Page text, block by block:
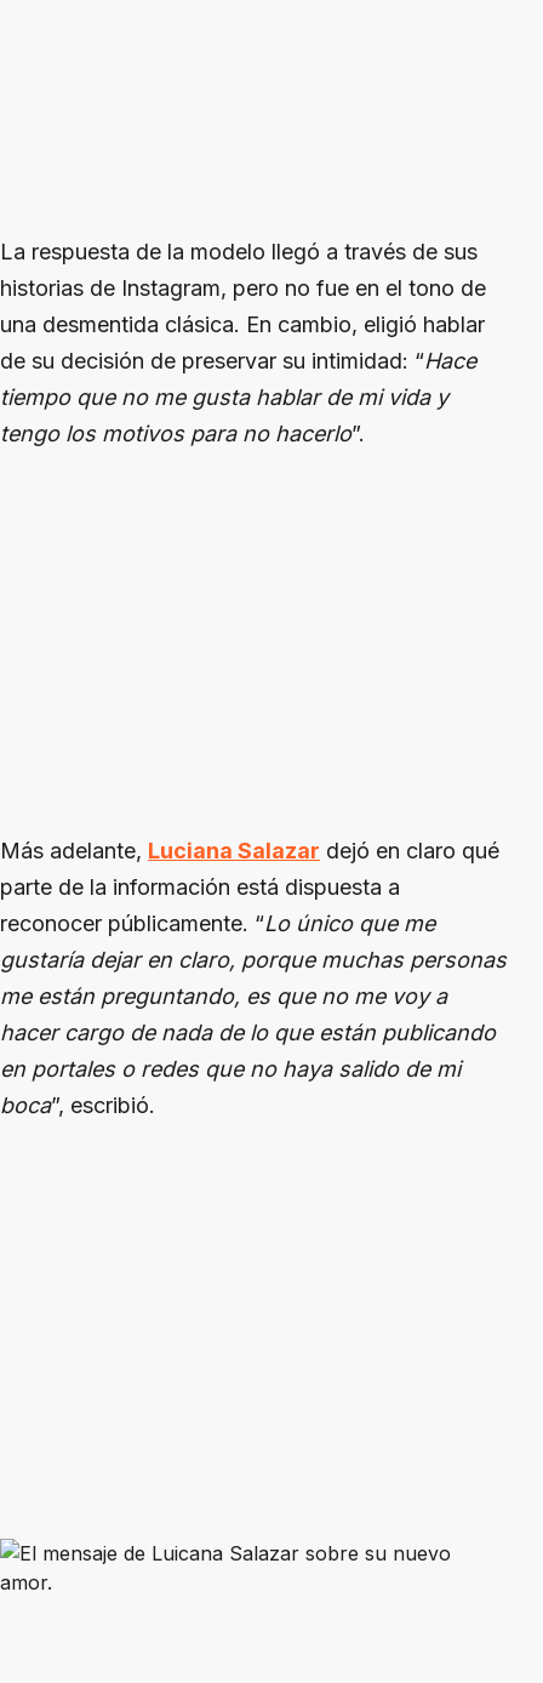
La respuesta de la modelo llegó a través de sus
historias de Instagram, pero no fue en el tono de
una desmentida clásica. En cambio, eligió hablar
de su decisión de preservar su intimidad: “Hace
tiempo que no me gusta hablar de mi vida y
tengo los motivos para no hacerlo”.
Más adelante, Luciana Salazar dejó en claro qué
parte de la información está dispuesta a
reconocer públicamente. “Lo único que me
gustaría dejar en claro, porque muchas personas
me están preguntando, es que no me voy a
hacer cargo de nada de lo que están publicando
en portales o redes que no haya salido de mi
boca”, escribió.